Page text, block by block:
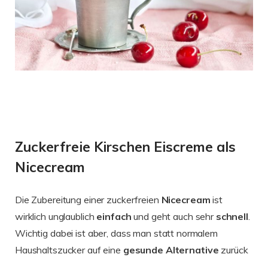
Zuckerfreie Kirschen Eiscreme als
Nicecream
Die Zubereitung einer zuckerfreien Nicecreamist
wirklich unglaublich einfach und geht auch sehr schnell
Wichtig dabei ist aber, dass man statt normalem
Haushaltszucker auf eine gesunde Alternative zurück